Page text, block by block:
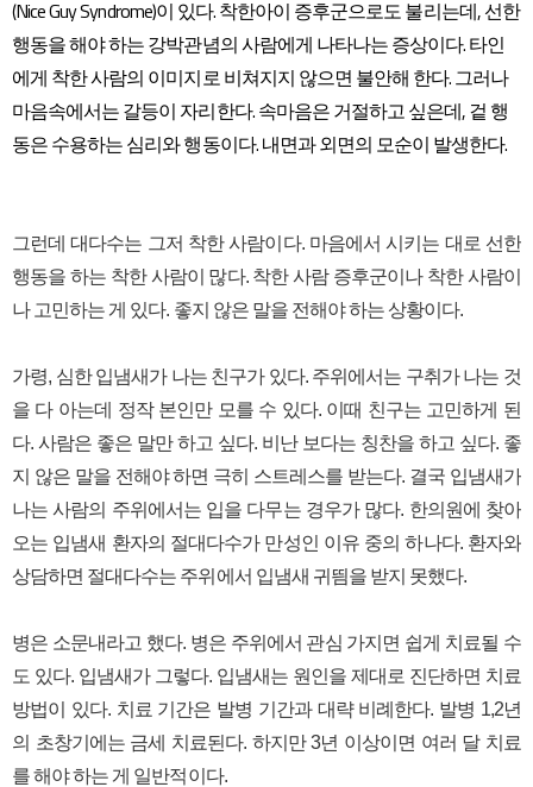
(Nice Guy Syndrome)이 있다. 착한아이 증후군으로도 불리는데, 선한
행동을 해야 하는 강박관념의 사람에게 나타나는 증상이다. 타인
에게 착한 사람의 이미지로 비쳐지지 않으면 불안해 한다. 그러나
마음속에서는 갈등이 자리한다. 속마음은 거절하고 싶은데, 겉 행
동은 수용하는 심리와 행동이다. 내면과 외면의 모순이 발생한다.
그런데 대다수는 그저 착한 사람이다. 마음에서 시키는 대로 선한
행동을 하는 착한 사람이 많다. 착한 사람 증후군이나 착한 사람이
나 고민하는 게 있다. 좋지 않은 말을 전해야 하는 상황이다.
가령, 심한 입냄새가 나는 친구가 있다. 주위에서는 구취가 나는 것
을 다 아는데 정작 본인만 모를 수 있다. 이때 친구는 고민하게 된
다. 사람은 좋은 말만 하고 싶다. 비난 보다는 칭찬을 하고 싶다. 좋
지 않은 말을 전해야 하면 극히 스트레스를 받는다. 결국 입냄새가
나는 사람의 주위에서는 입을 다무는 경우가 많다. 한의원에 찾아
오는 입냄새 환자의 절대다수가 만성인 이유 중의 하나다. 환자와
상담하면 절대다수는 주위에서 입냄새 귀띔을 받지 못했다.
병은 소문내라고 했다. 병은 주위에서 관심 가지면 쉽게 치료될 수
도 있다. 입냄새가 그렇다. 입냄새는 원인을 제대로 진단하면 치료
방법이 있다. 치료 기간은 발병 기간과 대략 비례한다. 발병 1,2년
의 초창기에는 금세 치료된다. 하지만 3년 이상이면 여러 달 치료
를 해야 하는 게 일반적이다.